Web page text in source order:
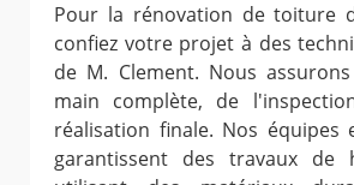
Pour la rénovation de toiture
confiez votre projet à des
de M. Clement. Nous
main complète, de
réalisation finale. Nos équipes
garantissent des travaux de